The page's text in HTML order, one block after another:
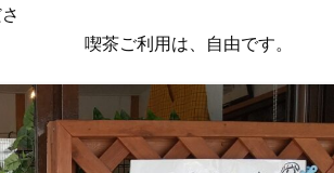
、自由です。